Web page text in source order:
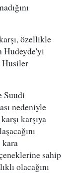
özellikle
Hudeyde'yi
Husiler
Suudi
nedeniyle
karşıya
kara
sahip
olacağını